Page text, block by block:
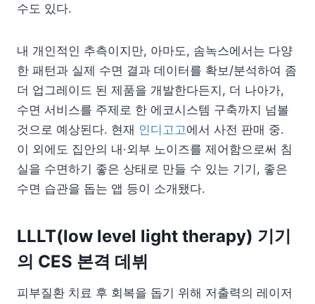
수도 있다.
내 개인적인 추측이지만, 아마도, 솜녹스에서는 다양
한 패턴과 실제 수면 결과 데이터를 확보/분석하여 좀
더 업그레이드 된 제품을 개발한다든지, 더 나아가,
수면 서비스를 주제로 한 에코시스템 구축까지 넘볼
것으로 예상된다. 현재 인디고고에서 사전 판매 중.
이 외에도 집안의 내·외부 노이즈를 제어함으로써 침
실을 수면하기 좋은 상태로 만들 수 있는 기기, 좋은
수면 습관을 돕는 앱 등이 소개됐다.
LLLT(low level light therapy) 기기
의 CES 본격 데뷔
피부질환 치료 후 회복을 돕기 위해 저출력의 레이저